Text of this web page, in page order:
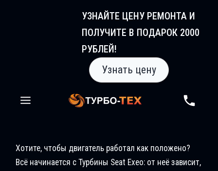
УЗНАЙТЕ ЦЕНУ РЕМОНТА И
ПОЛУЧИТЕ В ПОДАРОК 2000
РУБЛЕЙ!
Узнать цену
Хотите, чтобы двигатель работал как положено?
Всё начинается с Турбины Seat Exeo: от неё зависит,